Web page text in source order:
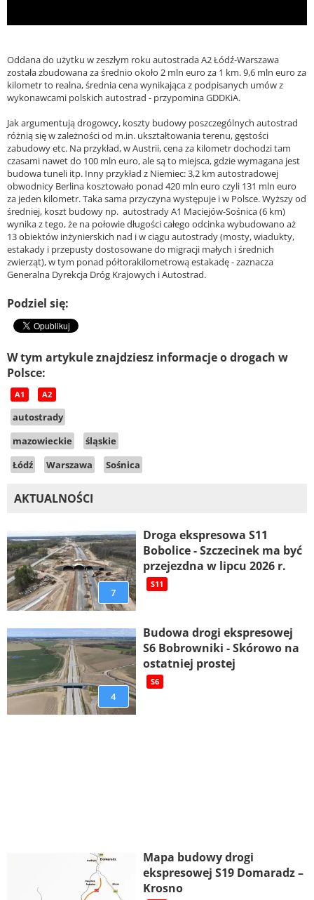
Oddana do użytku w zeszłym roku autostrada A2 Łódź-Warszawa
została zbudowana za średnio około 2 mln euro za 1 km. 9,6 mln euro za
kilometr to realna, średnia cena wynikająca z podpisanych umów z
wykonawcami polskich autostrad - przypomina GDDKiA.
Jak argumentują drogowcy, koszty budowy poszczególnych autostrad
różnią się w zależności od m.in. ukształtowania terenu, gęstości
zabudowy etc. Na przykład, w Austrii, cena za kilometr dochodzi tam
czasami nawet do 100 mln euro, ale są to miejsca, gdzie wymagana jest
budowa tuneli itp. Inny przykład z Niemiec: 3,2 km autostradowej
obwodnicy Berlina kosztowało ponad 420 mln euro czyli 131 mln euro
za jeden kilometr. Taka sama przyczyna występuje i w Polsce. Wyższy od
średniej, koszt budowy np. autostrady A1 Maciejów-Sośnica (6 km)
wynika z tego, że na połowie długości całego odcinka wybudowano aż
13 obiektów inżynierskich nad i w ciągu autostrady (mosty, wiadukty,
estakady i przepusty dostosowane do migracji małych i średnich
zwierząt), w tym ponad półtorakilometrową estakadę - zaznacza
Generalna Dyrekcja Dróg Krajowych i Autostrad.
Podziel się:
W tym artykule znajdziesz informacje o drogach w
Polsce:
A1 A2
autostrady
mazowieckie
śląskie
Łódź
Warszawa Sośnica
AKTUALNOŚCI
7
Droga ekspresowa S11
Bobolice - Szczecinek ma być
przejezdna w lipcu 2026 r.
S11
4
Budowa drogi ekspresowej
S6 Bobrowniki - Skórowo na
ostatniej prostej
S6
Mapa budowy drogi
ekspresowej S19 Domaradz –
Krosno